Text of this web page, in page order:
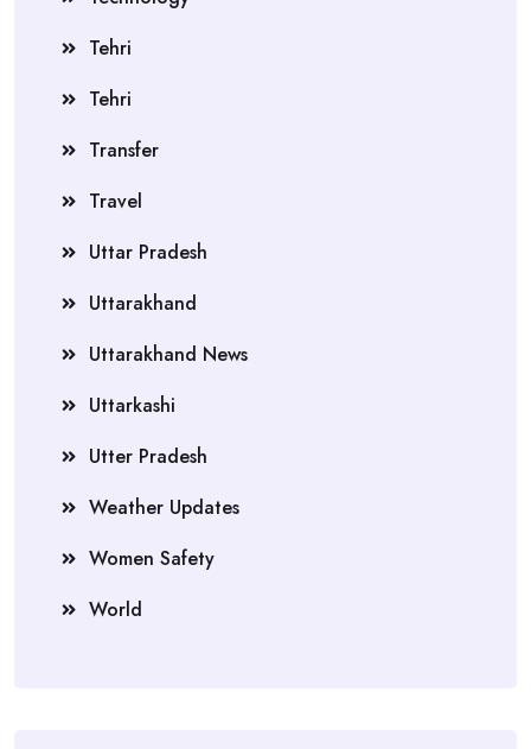
Tehri
Tehri
Transfer
Travel
Uttar Pradesh
Uttarakhand
Uttarakhand News
Uttarkashi
Utter Pradesh
Weather Updates
Women Safety
World